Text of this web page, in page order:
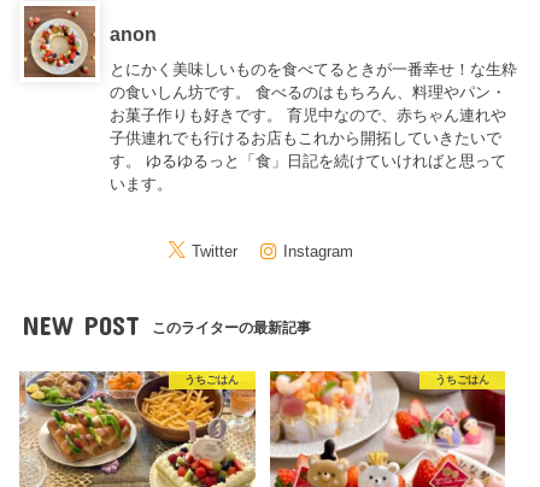
anon
とにかく美味しいものを食べてるときが一番幸せ！な生粋
の食いしん坊です。 食べるのはもちろん、料理やパン・
お菓子作りも好きです。 育児中なので、赤ちゃん連れや
子供連れでも行けるお店もこれから開拓していきたいで
す。 ゆるゆるっと「食」日記を続けていければと思って
います。
Twitter Instagram
NEW POST このライターの最新記事
うちごはん うちごはん